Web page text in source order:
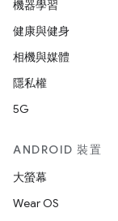
機器學習
健康與健身
相機與媒體
隱私權
5G
ANDROID 裝置
大螢幕
Wear OS